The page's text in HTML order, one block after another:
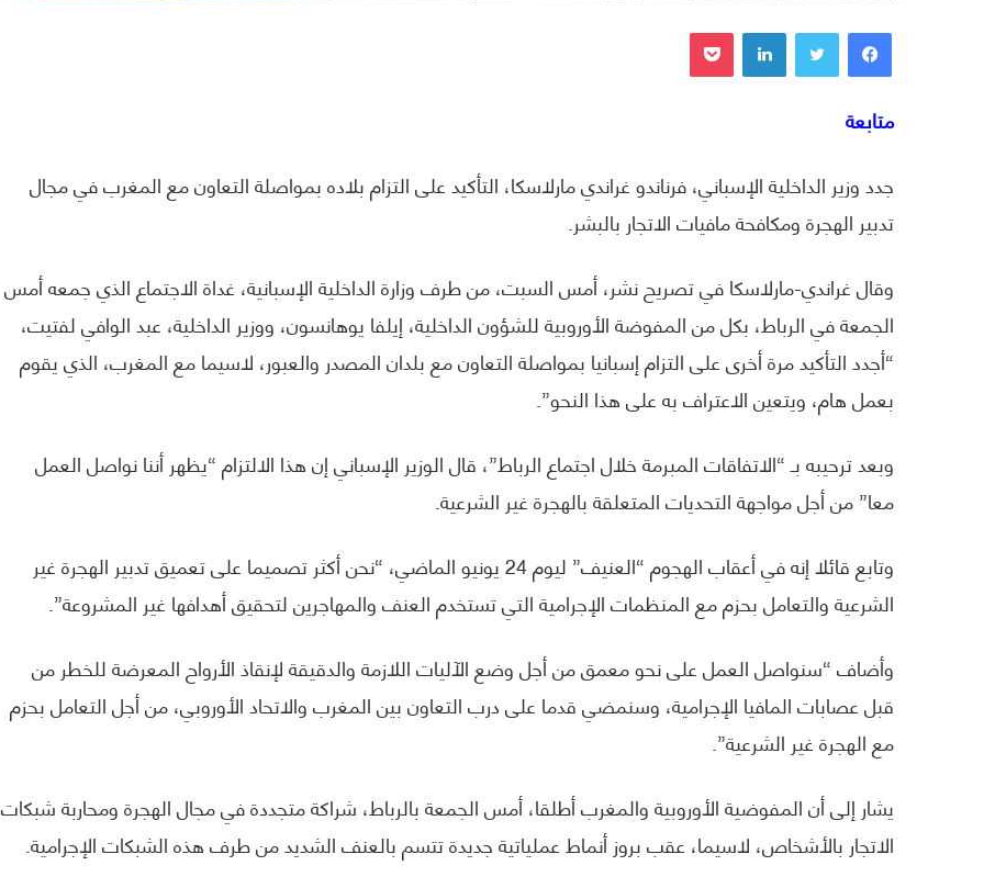
فيسبوك
متابعة
جدد وزير الداخلية الإسباني، فرناندو غراندي مارلاسكا، التأكيد على التزام بلاده بمواصلة التعاون مع المغرب في مجال
تدبير الهجرة ومكافحة مافيات الاتجار بالبشر.
وقال غراندي-مارلاسكا في تصريح نشر، أمس السبت، من طرف وزارة الداخلية الإسبانية، غداة الاجتماع الذي جمعه أمس
الجمعة في الرباط، بكل من المفوضة الأوروبية للشؤون الداخلية، إيلفا يوهانسون، ووزير الداخلية، عبد الوافي لفتيت،
“أجدد التأكيد مرة أخرى على التزام إسبانيا بمواصلة التعاون مع بلدان المصدر والعبور، لاسيما مع المغرب، الذي يقوم
بعمل هام، ويتعين الاعتراف به على هذا النحو”.
وبعد ترحيبه بـ “الاتفاقات المبرمة خلال اجتماع الرباط”، قال الوزير الإسباني إن هذا الالتزام “يظهر أننا نواصل العمل
معا” من أجل مواجهة التحديات المتعلقة بالهجرة غير الشرعية.
وتابع قائلا إنه في أعقاب الهجوم “العنيف” ليوم 24 يونيو الماضي، “نحن أكثر تصميما على تعميق تدبير الهجرة غير
الشرعية والتعامل بحزم مع المنظمات الإجرامية التي تستخدم العنف والمهاجرين لتحقيق أهدافها غير المشروعة”.
وأضاف “سنواصل العمل على نحو معمق من أجل وضع الآليات اللازمة والدقيقة لإنقاذ الأرواح المعرضة للخطر من
قبل عصابات المافيا الإجرامية، وسنمضي قدما على درب التعاون بين المغرب والاتحاد الأوروبي، من أجل التعامل بحزم
مع الهجرة غير الشرعية”.
يشار إلى أن المفوضية الأوروبية والمغرب أطلقا، أمس الجمعة بالرباط، شراكة متجددة في مجال الهجرة ومحاربة شبكات
الاتجار بالأشخاص، لاسيما، عقب بروز أنماط عملياتية جديدة تتسم بالعنف الشديد من طرف هذه الشبكات الإجرامية.